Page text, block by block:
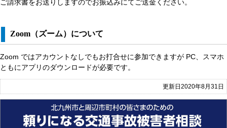
ご請求書をお送りしますのでお振込みにてご送金ください。
Zoom（ズーム）について
Zoom ではアカウントなしでもお打合せに参加できますが PC、スマホ
ともにアプリのダウンロードが必要です。
更新日2020年8月31日